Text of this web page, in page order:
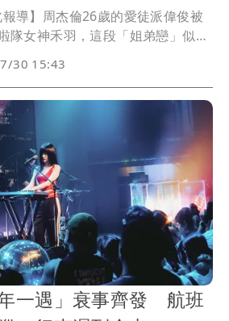
報導】周杰倫26歲的愛徒派偉俊被
隊女神禾羽，這段「姐弟戀」似乎
起底2人愛火早就一發不可收拾，
飛到韓國滑雪，派偉俊今（30日）
》聽歌會，被問及這段情，他大
穩定交往中」，更透露交往約3個
30 15:43
一遇」衰事齊發 航班